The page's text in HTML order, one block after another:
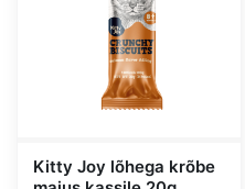
Kitty Joy lõhega krõbe